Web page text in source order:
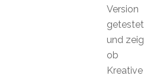
Version
getestet
und
ob
Kreative